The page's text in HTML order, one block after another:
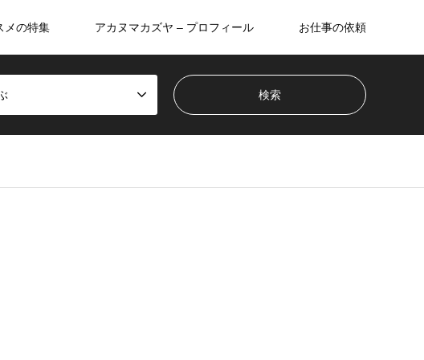
メの特集 アカヌマカズヤ – プロフィール お仕事の依頼